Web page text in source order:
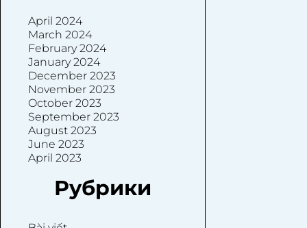
April 2024
March 2024
February 2024
January 2024
December 2023
November 2023
October 2023
September 2023
August 2023
June 2023
April 2023
Рубрики